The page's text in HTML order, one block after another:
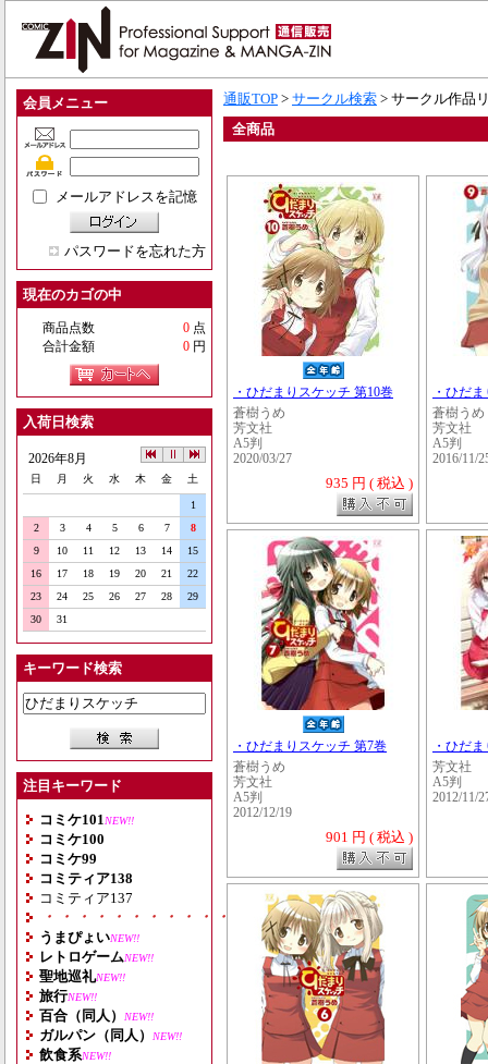
会員メニュー
メールアドレスを記憶
パスワードを忘れた方
現在のカゴの中
商品点数 0 点
合計金額
0 円
入荷日検索
2026年8月
日 月 火 水 木 金 土
1
2
3 4 5 6 7
8
9
10 11 12 13 14
15
16
17 18 19 20 21
22
23
24 25 26 27 28
29
30
31
キーワード検索
注目キーワード
コミケ101 NEW!!
コミケ100
コミケ99
コミティア138
コミティア137
・・・・・・・・・・・・・・・・・・・
うまぴょいNEW!!
レトロゲームNEW!!
聖地巡礼NEW!!
旅行NEW!!
百合（同人） NEW!!
ガルパン（同人） NEW!!
飲食系NEW!!
通販TOP > サークル検索 > サークル作品
全商品
・ひだまりスケッチ 第10巻
蒼樹うめ
芳文社
A5判
2020/03/27
935 円 ( 税込 )
・ひだ
蒼樹うめ
芳文社
A5判
2016/11/
・ひだまりスケッチ 第7巻
蒼樹うめ
芳文社
A5判
2012/12/19
901 円 ( 税込 )
・ひだ
芳文社
A5判
2012/11/